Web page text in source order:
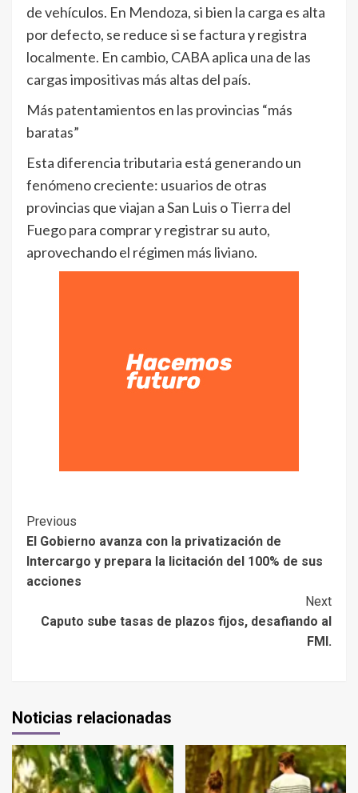
de vehículos. En Mendoza, si bien la carga es alta
por defecto, se reduce si se factura y registra
localmente. En cambio, CABA aplica una de las
cargas impositivas más altas del país.
Más patentamientos en las provincias “más
baratas”
Esta diferencia tributaria está generando un
fenómeno creciente: usuarios de otras
provincias que viajan a San Luis o Tierra del
Fuego para comprar y registrar su auto,
aprovechando el régimen más liviano.
Previous
El Gobierno avanza con la privatización de
Intercargo y prepara la licitación del 100% de sus
acciones
Next
Caputo sube tasas de plazos fijos, desafiando al
FMI.
Noticias relacionadas